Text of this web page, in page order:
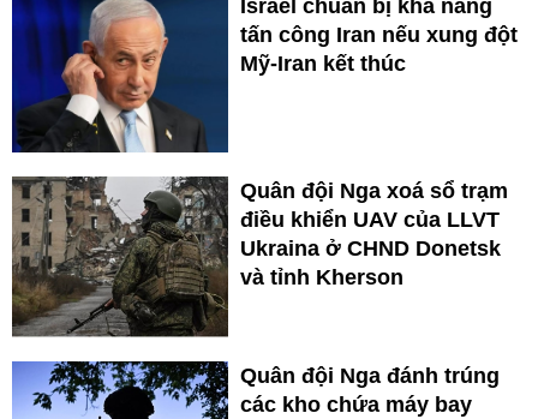
Israel chuẩn bị khả năng
tấn công Iran nếu xung đột
Mỹ-Iran kết thúc
Quân đội Nga xoá sổ trạm
điều khiển UAV của LLVT
Ukraina ở CHND Donetsk
và tỉnh Kherson
Quân đội Nga đánh trúng
các kho chứa máy bay